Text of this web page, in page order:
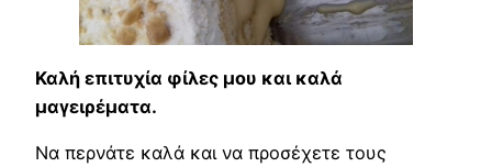
Καλή επιτυχία φίλες μου και καλά
μαγειρέματα.
Να περνάτε καλά και να προσέχετε τους